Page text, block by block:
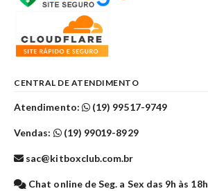
CENTRAL DE ATENDIMENTO
Atendimento: (19) 99517-9749
Vendas: (19) 99019-8929
sac@kitboxclub.com.br
Chat online de Seg. a Sex das 9h às 18h